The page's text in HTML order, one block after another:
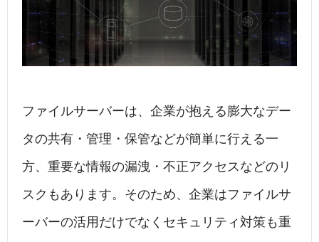
ファイルサーバーは、企業が抱える膨大なデー
タの共有・管理・保管などが簡単に行える一
方、重要な情報の漏洩・不正アクセスなどのリ
スクもあります。そのため、企業はファイルサ
ーバーの活用だけでなくセキュリティ対策も重